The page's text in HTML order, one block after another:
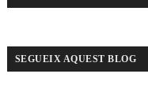
SEGUEIX AQUEST BLOG